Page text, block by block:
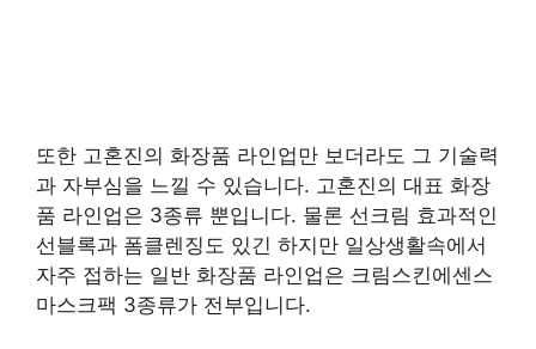
또한 고혼진의 화장품 라인업만 보더라도 그 기술력
과 자부심을 느낄 수 있습니다. 고혼진의 대표 화장
품 라인업은 3종류 뿐입니다. 물론 선크림 효과적인
선블록과 폼클렌징도 있긴 하지만 일상생활속에서
자주 접하는 일반 화장품 라인업은 크림스킨에센스
마스크팩 3종류가 전부입니다.